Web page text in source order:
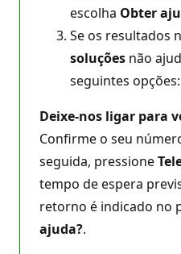
escolha Obter
Se os resultados
soluções não
seguintes opções:
Deixe-nos ligar para
Confirme o seu
seguida, pressione
tempo de espera
retorno é indicado no
ajuda?.